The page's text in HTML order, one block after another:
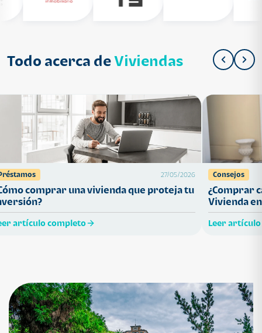
Todo acerca deViviendas
27/05/2026
comprar una vivienda que proteja tu
artículo completo
Consejos
¿Comprar
Vivienda
Leer